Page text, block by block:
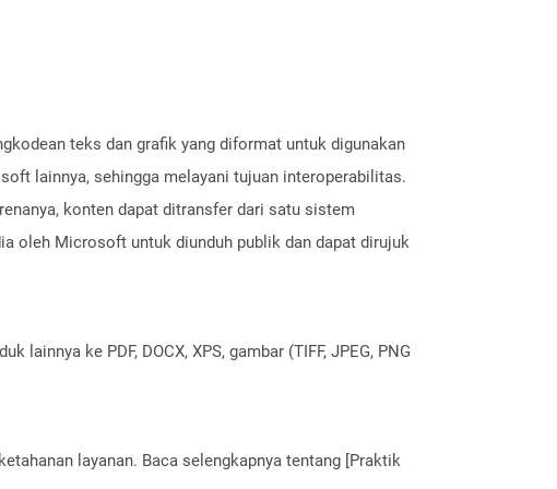
teks dan grafik yang diformat untuk digunakan
lainnya, sehingga melayani tujuan interoperabilitas.
konten dapat ditransfer dari satu sistem
oleh Microsoft untuk diunduh publik dan dapat dirujuk
ke PDF, DOCX, XPS, gambar (TIFF, JPEG, PNG
layanan. Baca selengkapnya tentang [Praktik